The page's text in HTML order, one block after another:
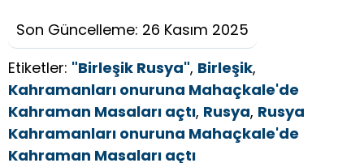
Son Güncelleme: 26 Kasım 2025
Etiketler: "Birleşik Rusya", Birleşik,
Kahramanları onuruna Mahaçkale'de
Kahraman Masaları açtı, Rusya, Rusya
Kahramanları onuruna Mahaçkale'de
Kahraman Masaları açtı